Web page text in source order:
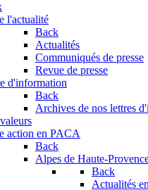
l'actualité
Back
Actualités
Communiqués de presse
Revue de presse
d'information
Back
Archives de nos lettres
action en PACA
Back
Alpes de Haute-
Back
Actualités